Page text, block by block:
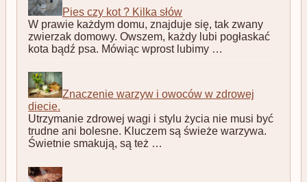
Pies czy kot ? Kilka słów
W prawie każdym domu, znajduje się, tak zwany
zwierzak domowy. Owszem, każdy lubi pogłaskać
kota bądź psa. Mówiąc wprost lubimy …
Znaczenie warzyw i owoców w zdrowej
diecie.
Utrzymanie zdrowej wagi i stylu życia nie musi być
trudne ani bolesne. Kluczem są świeże warzywa.
Świetnie smakują, są też …